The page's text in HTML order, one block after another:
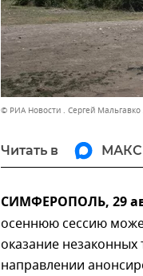
© РИА Новости . Сергей Мальгавко
Читать в МАКС
СИМФЕРОПОЛЬ, 29
осеннюю сессию
оказание незаконных
направлении